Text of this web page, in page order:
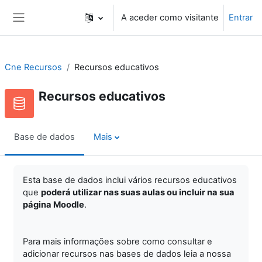
A aceder como visitante Entrar
Cne Recursos Recursos educativos
Recursos educativos
Base de dados Mais
Esta base de dados inclui vários recursos educativos
que poderá utilizar nas suas aulas ou incluir na sua
página Moodle.
Para mais informações sobre como consultar e
adicionar recursos nas bases de dados leia a nossa